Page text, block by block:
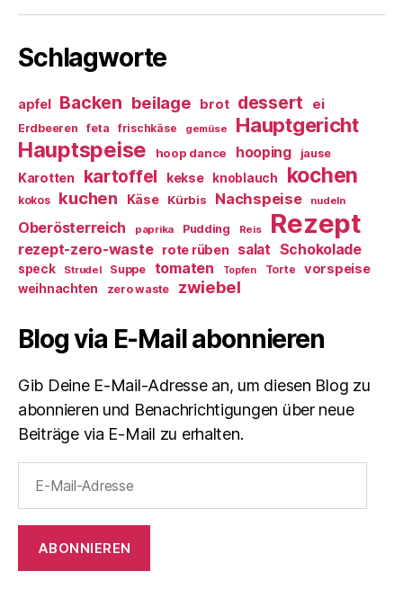
Schlagworte
apfel Backen beilage brot dessert ei
Erdbeeren feta frischkäse gemüse Hauptgericht
Hauptspeise hoop dance hooping jause
Karotten kartoffel kekse knoblauch kochen
kokos kuchen Käse Kürbis Nachspeise nudeln
Oberösterreich paprika Pudding Reis Rezept
rezept-zero-waste rote rüben salat Schokolade
speck Strudel Suppe tomaten Topfen Torte vorspeise
weihnachten zero waste zwiebel
Blog via E-Mail abonnieren
Gib Deine E-Mail-Adresse an, um diesen Blog zu
abonnieren und Benachrichtigungen über neue
Beiträge via E-Mail zu erhalten.
Mail-
ABONNIEREN